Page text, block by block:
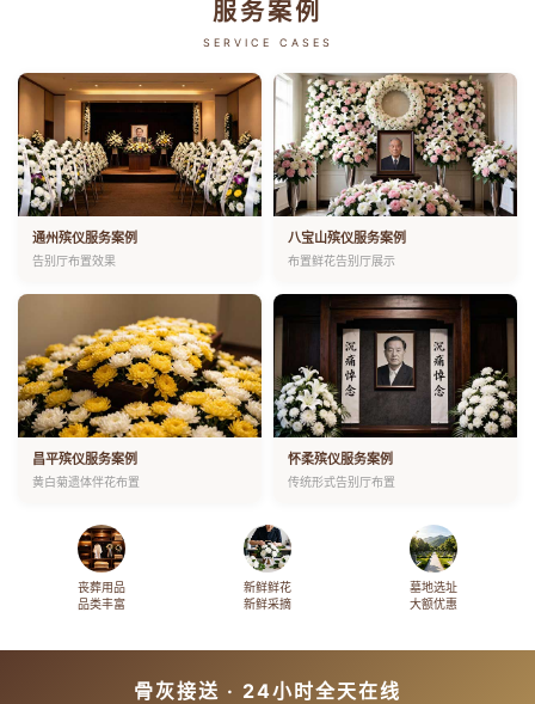
服务案例
SERVICE CASES
通州殡仪服务案例
告别厅布置效果
八宝山殡仪服务案例
布置鲜花告别厅展示
昌平殡仪服务案例
黄白菊遗体伴花布置
怀柔殡仪服务案例
传统形式告别厅布置
丧葬用品
品类丰富
新鲜鲜花
新鲜采摘
墓地选址
大额优惠
骨灰接送 · 24小时全天在线